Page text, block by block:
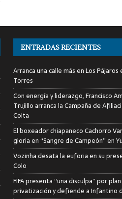
ENTRADAS RECIENTES
Arranca una calle más en Los Pájaros
Torres
Con energía y liderazgo, Francisco
Trujillo arranca la Campaña de
Coita
El boxeador chiapaneco Cachorro
gloria en “Sangre de Campeón” en
Vozinha desata la euforia en su
Colo
FIFA presenta “una disculpa” por
privatización y defiende a Infantino